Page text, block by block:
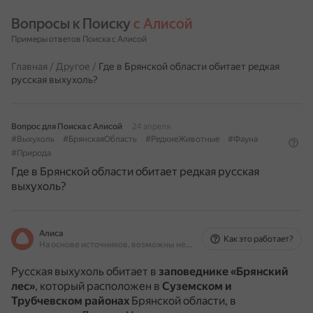
Вопросы к Поиску с Алисой
Примеры ответов Поиска с Алисой
Главная / Другое / Где в Брянской области обитает редкая
русская выхухоль?
Вопрос для Поиска с Алисой
24 апреля
#Выхухоль
#БрянскаяОбласть #РедкиеЖивотные
#Фауна
#Природа
Где в Брянской области обитает редкая русская
выхухоль?
Алиса
На основе источников, возможны неточности
Как это работает?
Русская выхухоль обитает в заповеднике «Брянский
лес», который расположен в Суземском и
Трубчевском районах Брянской области, в